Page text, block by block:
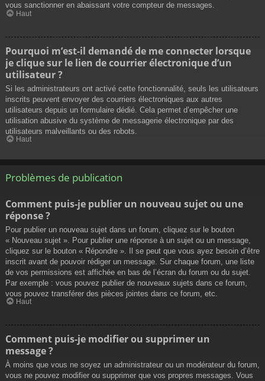
vous sanctionner en abaissant votre compteur de messages.
Haut
Pourquoi m’est-il demandé de me connecter lorsque
je clique sur le lien de courrier électronique d’un
utilisateur ?
Si les administrateurs ont activé cette fonctionnalité, seuls les utilisateurs
inscrits peuvent envoyer des courriers électroniques aux autres
utilisateurs depuis un formulaire dédié. Cela permet d’empêcher une
utilisation abusive du système de messagerie électronique par des
utilisateurs malveillants ou des robots.
Haut
Problèmes de publication
Comment puis-je publier un nouveau sujet ou une
réponse ?
Pour publier un nouveau sujet dans un forum, cliquez sur le bouton
« Nouveau sujet ». Pour publier une réponse à un sujet ou un message,
cliquez sur le bouton « Répondre ». Il se peut que vous ayez besoin d’être
inscrit avant de pouvoir rédiger un message. Sur chaque forum, une liste
de vos permissions est affichée en bas de l’écran du forum ou du sujet.
Par exemple : vous pouvez publier de nouveaux sujets dans ce forum,
vous pouvez transférer des pièces jointes dans ce forum, etc.
Haut
Comment puis-je modifier ou supprimer un
message ?
À moins que vous ne soyez un administrateur ou un modérateur du forum,
vous ne pouvez modifier ou supprimer que vos propres messages. Vous